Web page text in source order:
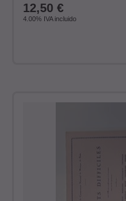
12,50 €
4.00% IVA incluido